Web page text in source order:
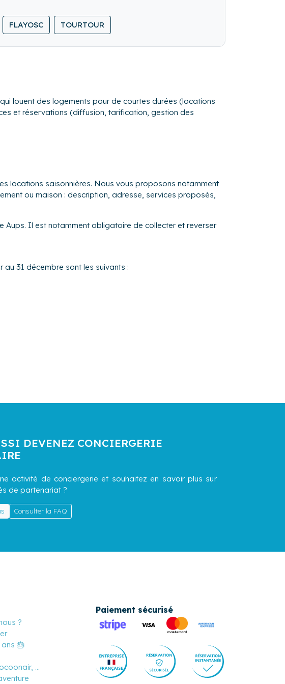
et d'une prise en charge de vos locataires tout au long
FLAYOSC TOURTOUR
louent des logements pour de courtes durées (locations
et réservations (diffusion, tarification, gestion des
locations saisonnières. Nous vous proposons notamment
ou maison : description, adresse, services proposés,
Aups. Il est notamment obligatoire de collecter et reverser
31 décembre sont les suivants :
DEVENEZ CONCIERGERIE
activité de conciergerie et souhaitez en savoir plus sur
de partenariat ?
Consulter la FAQ
?
🎂
...
Paiement sécurisé